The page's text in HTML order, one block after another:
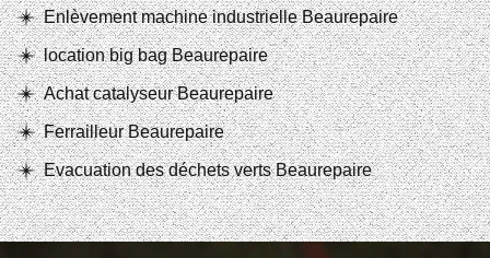
Enlèvement machine industrielle Beaurepaire
location big bag Beaurepaire
Achat catalyseur Beaurepaire
Ferrailleur Beaurepaire
Evacuation des déchets verts Beaurepaire